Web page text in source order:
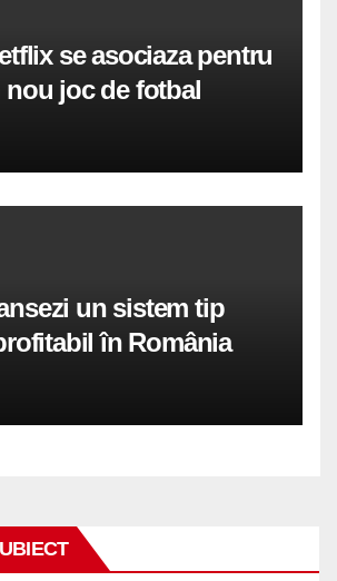
se asociaza pentru
nou joc de fotbal
un sistem tip
în România